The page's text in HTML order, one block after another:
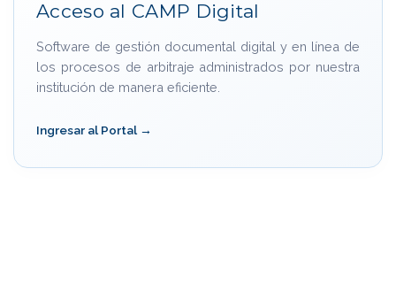
Acceso al CAMP Digital
Software de gestión documental digital y en línea de
los procesos de arbitraje administrados por nuestra
institución de manera eficiente.
Ingresar al Portal →